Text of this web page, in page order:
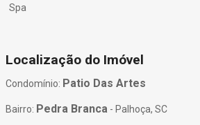
Spa
Localização do Imóvel
Condomínio: Patio Das Artes
Bairro: Pedra Branca - Palhoça, SC